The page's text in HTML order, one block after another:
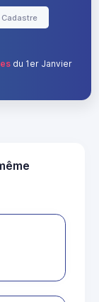
Cadastre
du 1er Janvier